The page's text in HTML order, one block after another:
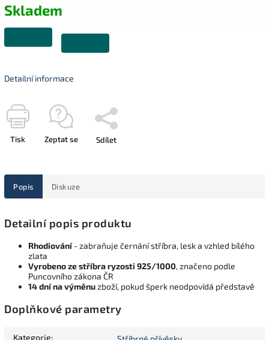
Skladem
Detailní informace
Tisk Zeptat se Sdílet
Popis Diskuze
Detailní popis produktu
Rhodiování- zabraňuje černání stříbra, lesk a vzhled bílého
zlata
Vyrobeno ze stříbra ryzosti 925/1000, značeno podle
Puncovního zákona ČR
14 dní na výměnuzboží, pokud šperk neodpovídá představě
Doplňkové parametry
Kategorie: